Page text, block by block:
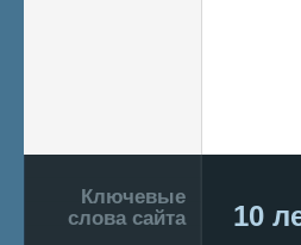
Подвал
Ключевые
слова сайта
10